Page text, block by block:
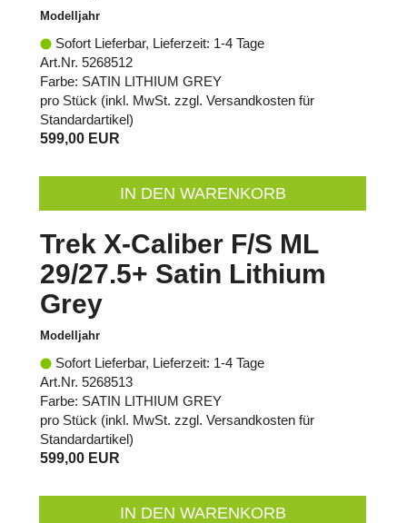
Modelljahr
Sofort Lieferbar, Lieferzeit: 1-4 Tage
Art.Nr. 5268512
Farbe: SATIN LITHIUM GREY
pro Stück (inkl. MwSt. zzgl. Versandkosten für
Standardartikel)
599,00 EUR
IN DEN WARENKORB
Trek X-Caliber F/S ML
29/27.5+ Satin Lithium
Grey
Modelljahr
Sofort Lieferbar, Lieferzeit: 1-4 Tage
Art.Nr. 5268513
Farbe: SATIN LITHIUM GREY
pro Stück (inkl. MwSt. zzgl. Versandkosten für
Standardartikel)
599,00 EUR
IN DEN WARENKORB